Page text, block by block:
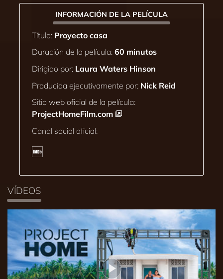
INFORMACIÓN DE LA PELÍCULA
Título: Proyecto casa
Duración de la película: 60 minutos
Dirigido por: Laura Waters Hinson
Producida ejecutivamente por: Nick Reid
Sitio web oficial de la película:
ProjectHomeFilm.com
Canal social oficial:
VÍDEOS